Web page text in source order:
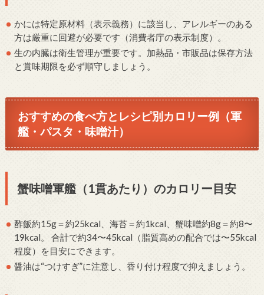
かには特定原材料（表示義務）に該当し、アレルギーのある
方は厳重に回避が必要です（消費者庁の表示制度）。
生の内臓は衛生管理が重要です。加熱品・市販品は保存方法
と賞味期限を必ず順守しましょう。
おすすめの食べ方とレシピ別カロリー例（軍
艦・パスタ・味噌汁）
蟹味噌軍艦（1貫あたり）のカロリー目安
酢飯約15g＝約25kcal、海苔＝約1kcal、蟹味噌約8g＝約8〜
19kcal。 合計で約34〜45kcal（脂質高めの配合では〜55kcal
程度）を目安にできます。
醤油は“つけすぎ”に注意し、香り付け程度で抑えましょう。